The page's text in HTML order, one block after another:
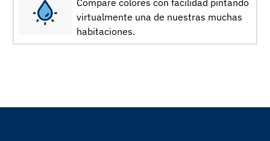
virtualmente una de nuestras muchas
habitaciones.